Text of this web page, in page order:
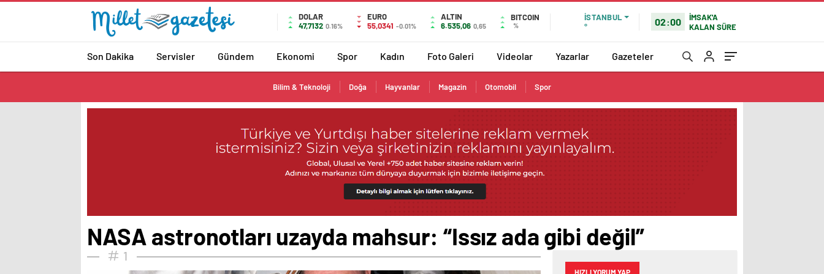
DOLAR
47,7132 0.16%
EURO
55,0341 -0.01%
ALTIN
6.535,06 0,65
BITCOIN
%
İSTANBUL
°
02:00
İMSAK'A
KALAN SÜRE
Son Dakika Servisler Gündem Ekonomi Spor Kadın Foto Galeri Videolar Yazarlar Gazeteler
Bilim & Teknoloji Doğa Hayvanlar Magazin Otomobil Spor
NASA astronotları uzayda mahsur: “Issız ada gibi değil”
1